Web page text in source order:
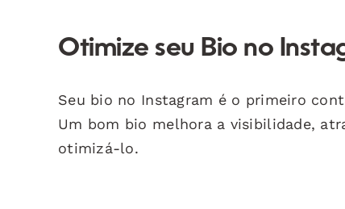
Otimize seu Bio no
Seu bio no Instagram é o primeiro
Um bom bio melhora a visibilidade,
otimizá-lo.